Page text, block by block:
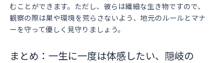
むことができます。ただし、彼らは繊細な生き物ですので、
観察の際は巣や環境を荒らさないよう、地元のルールとマナ
ーを守って優しく見守りましょう。
まとめ：一生に一度は体感したい、隠岐の